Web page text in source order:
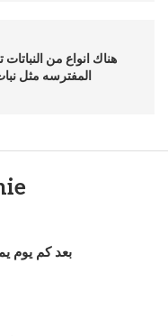
هناك انواع من النباتات
المفترسه مثل
بعد كم يوم